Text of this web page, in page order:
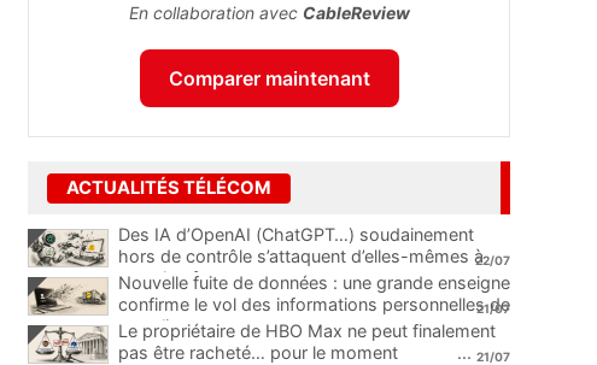
En collaboration avec CableReview
Comparer maintenant
ACTUALITÉS TÉLÉCOM
Des IA d’OpenAI (ChatGPT…) soudainement
hors de contrôle s’attaquent d’elles-mêmes à
une plateforme
...
22/07
Nouvelle fuite de données : une grande enseigne
confirme le vol des informations personnelles de
ses clients
...
21/07
Le propriétaire de HBO Max ne peut finalement
pas être racheté… pour le moment
... 21/07